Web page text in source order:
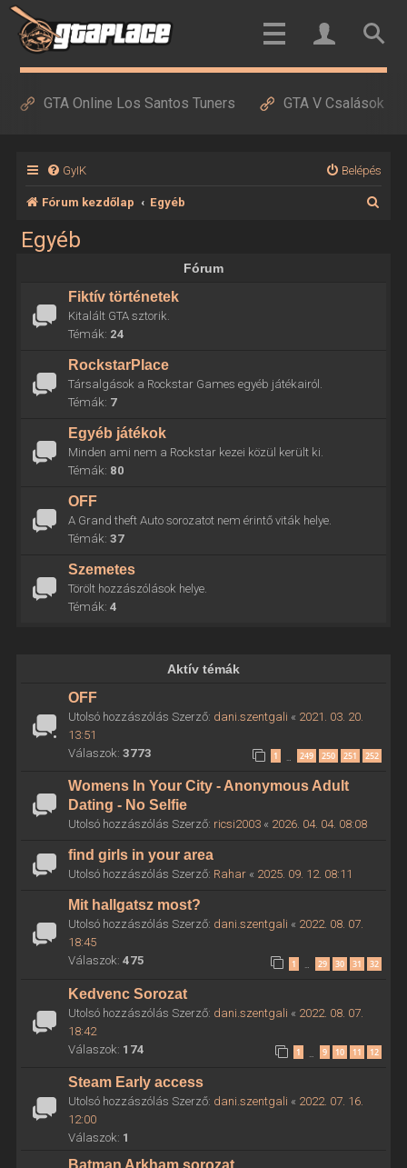
GTA Online Los Santos Tuners GTA V Csalások
GyIK Belépés
Fórum kezdőlap Egyéb
Egyéb
Fórum
Fiktív történetek
Kitalált GTA sztorik.
Témák: 24
RockstarPlace
Társalgások a Rockstar Games egyéb játékairól.
Témák: 7
Egyéb játékok
Minden ami nem a Rockstar kezei közül került ki.
Témák: 80
OFF
A Grand theft Auto sorozatot nem érintő viták helye.
Témák: 37
Szemetes
Törölt hozzászólások helye.
Témák: 4
Aktív témák
OFF
Utolsó hozzászólás Szerző: dani.szentgali « 2021. 03. 20.
13:51
Válaszok: 3773 1 249 250 251 252
Womens In Your City - Anonymous Adult
Dating - No Selfie
Utolsó hozzászólás Szerző: ricsi2003« 2026. 04. 04. 08:08
find girls in your area
Utolsó hozzászólás Szerző: Rahar« 2025. 09. 12. 08:11
Mit hallgatsz most?
Utolsó hozzászólás Szerző: dani.szentgali « 2022. 08. 07.
18:45
Válaszok: 475 1 … 29 30 31 32
Kedvenc Sorozat
Utolsó hozzászólás Szerző: dani.szentgali « 2022. 08. 07.
18:42
Válaszok: 174 1 9 10 11 12
Steam Early access
Utolsó hozzászólás Szerző: dani.szentgali « 2022. 07. 16.
12:00
Válaszok: 1